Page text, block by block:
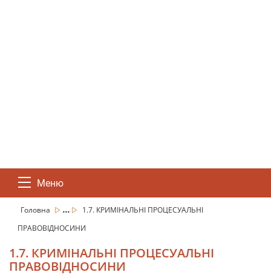
Меню
Головна ...
1.7. КРИМІНАЛЬНІ ПРОЦЕСУАЛЬНІ
ПРАВОВІДНОСИНИ
1.7. КРИМІНАЛЬНІ ПРОЦЕСУАЛЬНІ
ПРАВОВІДНОСИНИ